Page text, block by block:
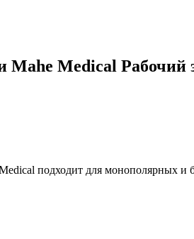
Mahe Medical Рабочий
подходит для монополярных